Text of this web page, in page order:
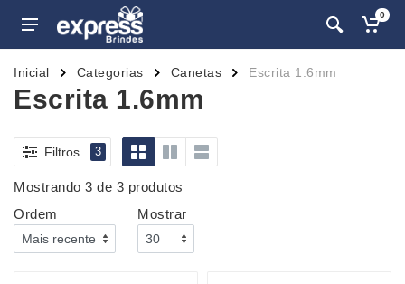
0
Inicial Categorias Canetas Escrita 1.6mm
Escrita 1.6mm
Filtros 3
Mostrando 3 de 3 produtos
Ordem
Mostrar